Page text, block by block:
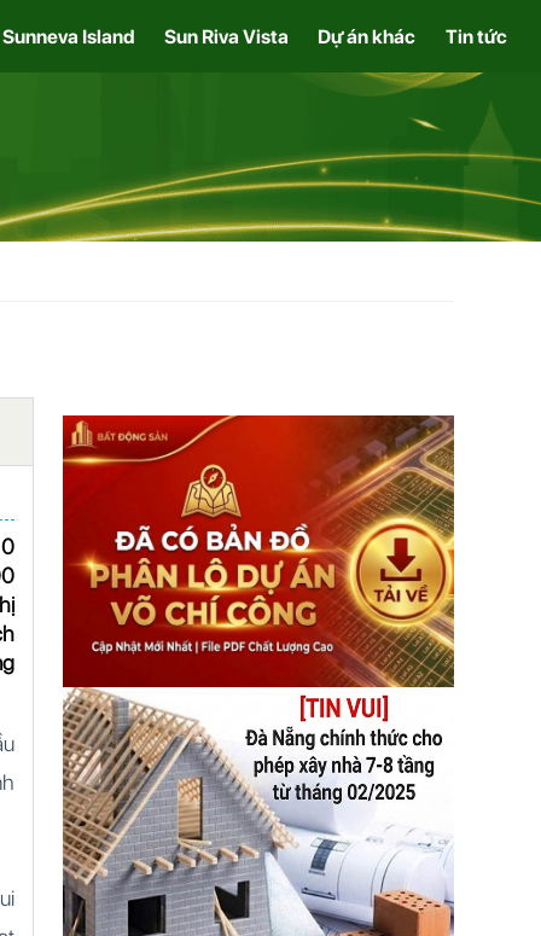
Sunneva Island Sun Riva Vista Dự án khác Tin tức